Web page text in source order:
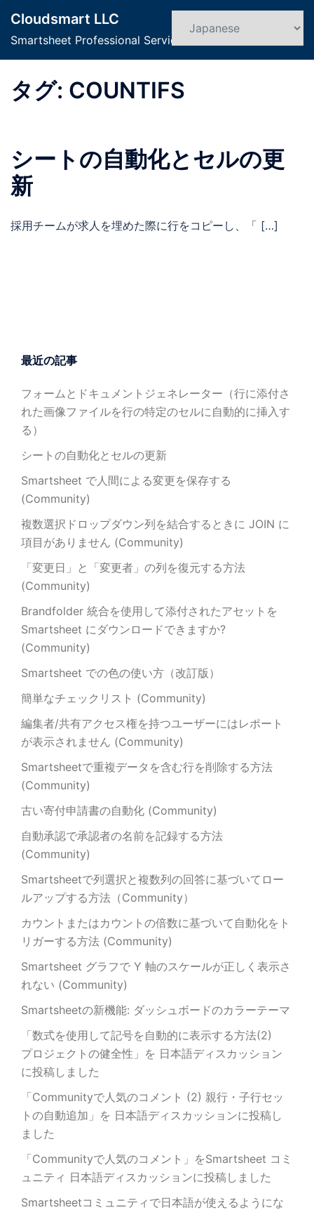
ン
Cloudsmart LLC
Smartsheet Professional Service
ト
グ
タグ: COUNTIFS
シートの自動化とセルの更
新
採用チームが求人を埋めた際に行をコピーし、「 […]
最近の記事
フォームとドキュメントジェネレーター（行に添付さ
れた画像ファイルを行の特定のセルに自動的に挿入す
る）
シートの自動化とセルの更新
Smartsheet で人間による変更を保存する
(Community)
複数選択ドロップダウン列を結合するときに JOIN に
項目がありません (Community)
「変更日」と「変更者」の列を復元する方法
(Community)
Brandfolder 統合を使用して添付されたアセットを
Smartsheet にダウンロードできますか?
(Community)
Smartsheet での色の使い方（改訂版）
簡単なチェックリスト (Community)
編集者/共有アクセス権を持つユーザーにはレポート
が表示されません (Community)
Smartsheetで重複データを含む行を削除する方法
(Community)
古い寄付申請書の自動化 (Community)
自動承認で承認者の名前を記録する方法
(Community)
Smartsheetで列選択と複数列の回答に基づいてロー
ルアップする方法（Community）
カウントまたはカウントの倍数に基づいて自動化をト
リガーする方法 (Community)
Smartsheet グラフで Y 軸のスケールが正しく表示さ
れない (Community)
Smartsheetの新機能: ダッシュボードのカラーテーマ
「数式を使用して記号を自動的に表示する方法(2)
プロジェクトの健全性」を 日本語ディスカッション
に投稿しました
「Communityで人気のコメント (2) 親行・子行セッ
トの自動追加」を 日本語ディスカッションに投稿し
ました
「Communityで人気のコメント」をSmartsheet コミ
ュニティ 日本語ディスカッションに投稿しました
Smartsheetコミュニティで日本語が使えるようにな